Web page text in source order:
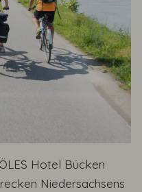
Hotel Bücken
Niedersachsens